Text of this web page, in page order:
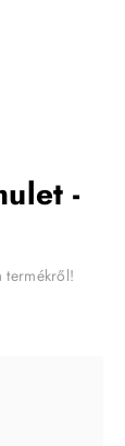
-
termékről!